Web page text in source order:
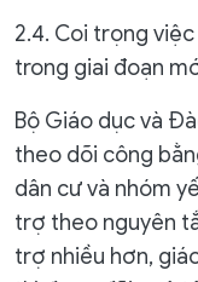
2.4. Coi trọng
trong giai đoạn
Bộ Giáo dục và
theo dõi công
dân cư và nhóm
trợ theo nguyên
trợ nhiều hơn,